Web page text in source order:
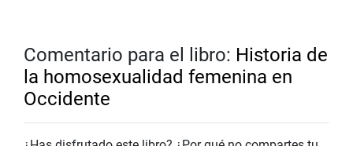
Comentario para el libro: Historia de
la homosexualidad femenina en
Occidente